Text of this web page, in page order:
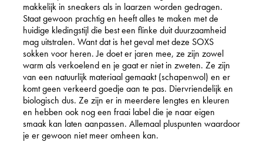
makkelijk in sneakers als in laarzen worden gedragen.
Staat gewoon prachtig en heeft alles te maken met de
huidige kledingstijl die best een flinke duit duurzaamheid
mag uitstralen. Want dat is het geval met deze SOXS
sokken voor heren. Je doet er jaren mee, ze zijn zowel
warm als verkoelend en je gaat er niet in zweten. Ze zijn
van een natuurlijk materiaal gemaakt (schapenwol) en er
komt geen verkeerd goedje aan te pas. Diervriendelijk en
biologisch dus. Ze zijn er in meerdere lengtes en kleuren
en hebben ook nog een fraai label die je naar eigen
smaak kan laten aanpassen. Allemaal pluspunten waardoor
je er gewoon niet meer omheen kan.